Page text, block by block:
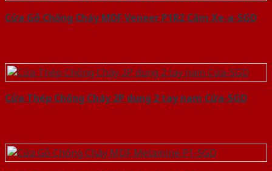
Cửa Gỗ Chống Cháy MDF Veneer P1R2 Căm Xe-a-SGD
Cửa Thép Chống Cháy 2P dung 2 tay nam Cửa-SGD